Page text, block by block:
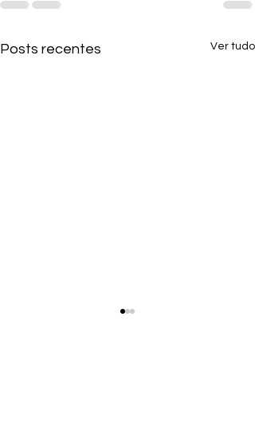
Posts recentes Ver tudo